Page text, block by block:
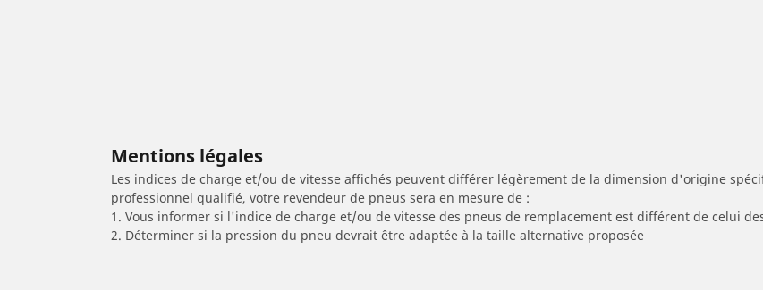
Mentions légales
Les indices de charge et/ou de vitesse affichés peuvent différer légèrement de la dimension d'origine
professionnel qualifié, votre revendeur de pneus sera en mesure de :
1. Vous informer si l'indice de charge et/ou de vitesse des pneus de remplacement est différent de celui
2. Déterminer si la pression du pneu devrait être adaptée à la taille alternative proposée